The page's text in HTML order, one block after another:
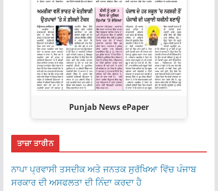
Punjab News ePaper
ਤਾਜ਼ਾ ਤਾਰੀਨ
ਨਾਪਾ ਪ੍ਰਵਾਸੀ ਤਸਦੀਕ ਅਤੇ ਜਨਤਕ ਸੁਰੱਖਿਆ ਵਿੱਚ ਪੰਜਾਬ
ਸਰਕਾਰ ਦੀ ਅਸਫਲਤਾ ਦੀ ਨਿੰਦਾ ਕਰਦਾ ਹੈ